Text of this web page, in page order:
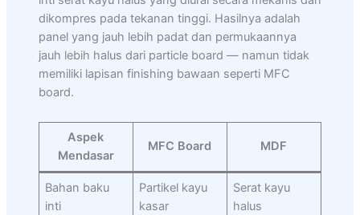
dikompres pada tekanan tinggi. Hasilnya adalah
panel yang jauh lebih padat dan permukaannya
jauh lebih halus dari particle board — namun tidak
memiliki lapisan finishing bawaan seperti MFC
board.
Aspek
Mendasar
MFC Board MDF
Bahan baku
inti
Partikel kayu
kasar
Serat kayu
halus